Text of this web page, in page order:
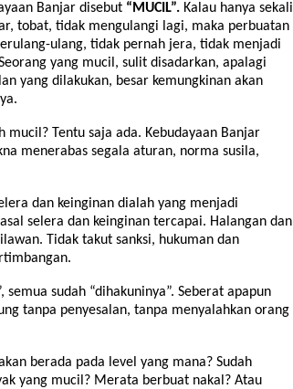
Banjar disebut “MUCIL”. Kalau hanya sekali
tobat, tidak mengulangi lagi, maka perbuatan
ulang, tidak pernah jera, tidak menjadi
yang mucil, sulit disadarkan, apalagi
yang dilakukan, besar kemungkinan akan
mucil? Tentu saja ada. Kebudayaan Banjar
menerabas segala aturan, norma susila,
dan keinginan dialah yang menjadi
selera dan keinginan tercapai. Halangan dan
Tidak takut sanksi, hukuman dan
sudah “dihakuninya”. Seberat apapun
tanpa penyesalan, tanpa menyalahkan orang
berada pada level yang mana? Sudah
yang mucil? Merata berbuat nakal? Atau